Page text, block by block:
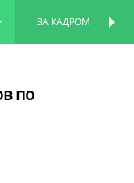
ЗА КАДРОМ
по
ПЕРСОНАЛЬНАЯ